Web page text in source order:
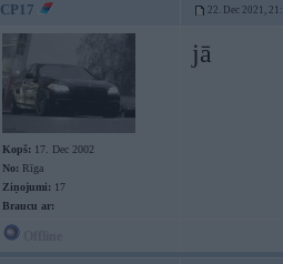
CP17 22. Dec 2021,
Kopš: 17. Dec 2002
No: Rīga
Ziņojumi: 17
Braucu ar:
jā